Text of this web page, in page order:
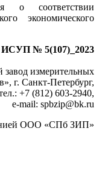
о соответствии
экономического
ИСУП № 5(107)_2023
измерительных
г. Санкт-Петербург,
+7 (812) 603-2940,
e-mail: spbzip@bk.ru
ООО «СПб ЗИП»